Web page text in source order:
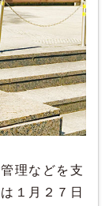
理などを支
１月２７日